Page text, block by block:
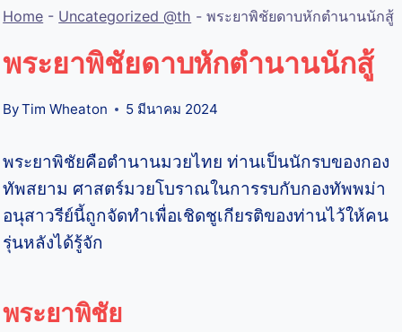
Home - Uncategorized @th -พระยาพิชัยดาบหักตำนานนักสู้
พระยาพิชัยดาบหักตำนานนักสู้
ByTim Wheaton 5 มีนาคม 2024
พระยาพิชัยคือตำนานมวยไทย ท่านเป็นนักรบของกอง
ทัพสยาม ศาสตร์มวยโบราณในการรบกับกองทัพพม่า
อนุสาวรีย์นี้ถูกจัดทำเพื่อเชิดชูเกียรติของท่านไว้ให้คน
รุ่นหลังได้รู้จัก
พระยาพิชัย